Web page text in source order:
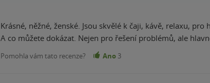
Krásné, něžné, ženské. Jsou skvělé k čaji, kávě, relaxu,
A co můžete dokázat. Nejen pro řešení problémů, ale
Pomohla vám tato recenze? Ano 3